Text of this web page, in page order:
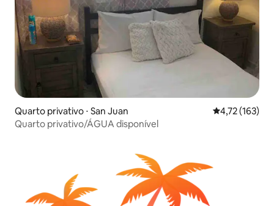
Quarto privativo ⋅ San Juan 4,72 de uma
4,72 (163)
Quarto privativo/ÁGUA disponível